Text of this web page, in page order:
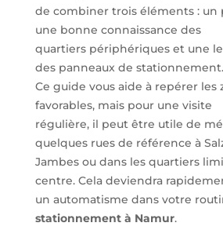
de combiner trois éléments : un
une bonne connaissance des
quartiers périphériques et une
des panneaux de stationnement.
Ce guide vous aide à repérer les
favorables, mais pour une visite
régulière, il peut être utile de
quelques rues de référence à
Jambes ou dans les quartiers
centre. Cela deviendra
un automatisme dans votre
stationnement à Namur.